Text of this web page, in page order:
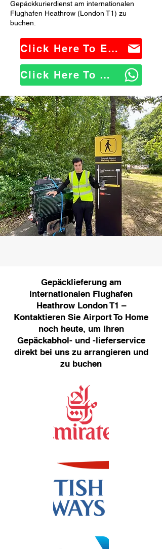
Gepäckkurierdienst am internationalen
Flughafen Heathrow (London T1) zu
buchen.
Click Here To Email Us
Click Here To WhatsApp Us
Gepäcklieferung am
internationalen Flughafen
Heathrow London T1 –
Kontaktieren Sie Airport To Home
noch heute, um Ihren
Gepäckabhol- und -lieferservice
direkt bei uns zu arrangieren und
zu buchen